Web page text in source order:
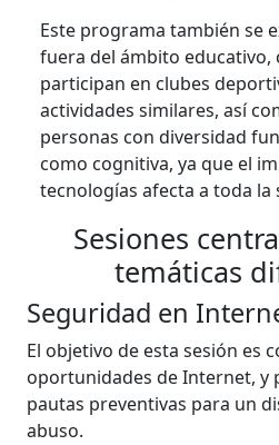
Este programa también se
fuera del ámbito educativo,
participan en clubes
actividades similares, así
personas con diversidad
como cognitiva, ya que el
tecnologías afecta a toda la
Sesiones
temáticas
Seguridad en
El objetivo de esta sesión es
oportunidades de Internet, y
pautas preventivas para un
abuso.